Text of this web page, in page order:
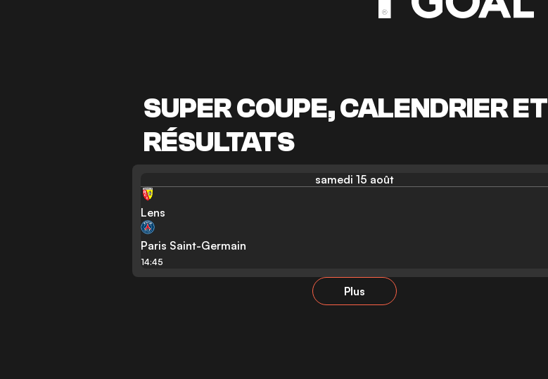
SUPER COUPE, CALENDRIER ET
RÉSULTATS
samedi 15 août
Lens
Paris Saint-Germain
14:45
Plus